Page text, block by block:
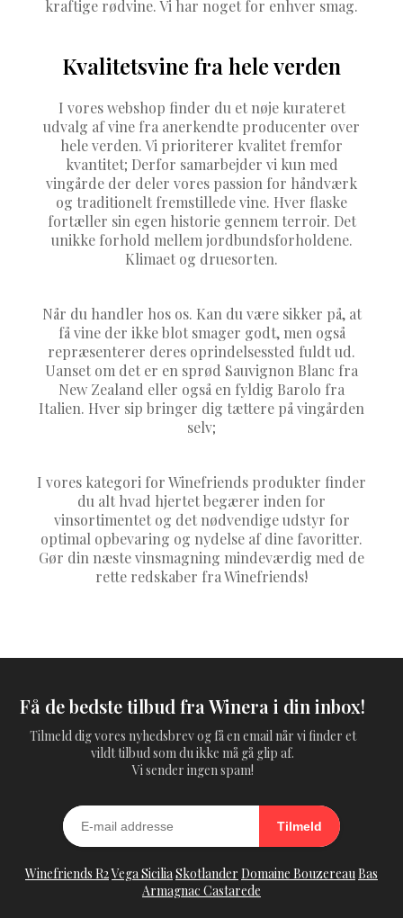
kraftige rødvine. Vi har noget for enhver smag.
Kvalitetsvine fra hele verden
I vores webshop finder du et nøje kurateret
udvalg af vine fra anerkendte producenter over
hele verden. Vi prioriterer kvalitet fremfor
kvantitet; Derfor samarbejder vi kun med
vingårde der deler vores passion for håndværk
og traditionelt fremstillede vine. Hver flaske
fortæller sin egen historie gennem terroir. Det
unikke forhold mellem jordbundsforholdene.
Klimaet og druesorten.
Når du handler hos os. Kan du være sikker på, at
få vine der ikke blot smager godt, men også
repræsenterer deres oprindelsessted fuldt ud.
Uanset om det er en sprød Sauvignon Blanc fra
New Zealand eller også en fyldig Barolo fra
Italien. Hver sip bringer dig tættere på vingården
selv;
I vores kategori for Winefriends produkter finder
du alt hvad hjertet begærer inden for
vinsortimentet og det nødvendige udstyr for
optimal opbevaring og nydelse af dine favoritter.
Gør din næste vinsmagning mindeværdig med de
rette redskaber fra Winefriends!
Få de bedste tilbud fra Winera i din inbox!
Tilmeld dig vores nyhedsbrev og få en email når vi finder et
vildt tilbud som du ikke må gå glip af.
Vi sender ingen spam!
Tilmeld
Winefriends R2Vega SiciliaSkotlander Domaine BouzereauBas
Armagnac Castarede